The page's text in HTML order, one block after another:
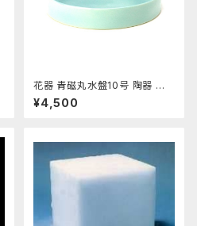
花器 青磁丸水盤10号 陶器 水
盤 花瓶 フラワーベース
¥4,500